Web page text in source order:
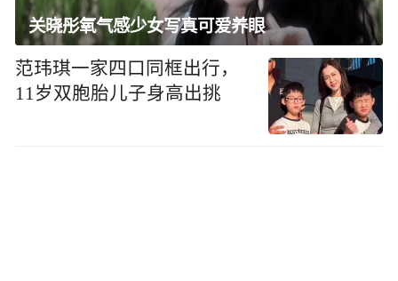
关晓彤氧气感少女写真可爱养眼
范玮琪一家四口同框出行，
11岁双胞胎儿子身高出挑